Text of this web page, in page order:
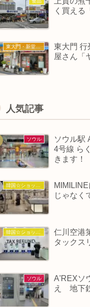
く買える
東大門・新堂・東廟
東大門 行
屋さん「
人気記事
ソウル
ソウル駅
4号線 ら
きます！
韓国☆ショッピング
じゃなく
仁川空港
タックス
ソウル
A'REXソ
え 地下